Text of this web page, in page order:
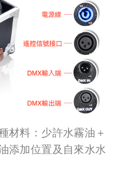
材料：少許水霧油＋
添加位置及自來水水